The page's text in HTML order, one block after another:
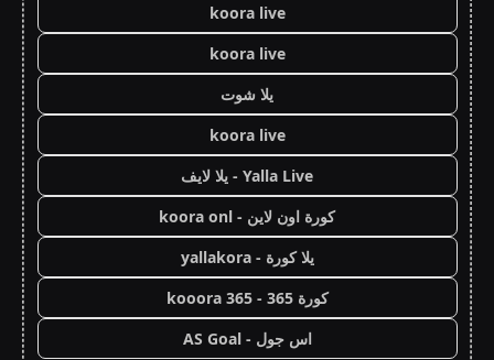
koora live
koora live
يلا شوت
koora live
Yalla Live - يلا لايف
كورة اون لاين - koora onl
يلا كورة - yallakora
كورة 365 - kooora 365
اس جول - AS Goal